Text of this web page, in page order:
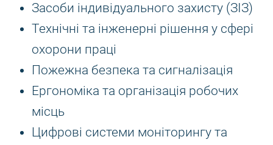
Засоби індивідуального захисту (ЗІЗ)
Технічні та інженерні рішення у сфері
охорони праці
Пожежна безпека та сигналізація
Ергономіка та організація робочих
місць
Цифрові системи моніторингу та